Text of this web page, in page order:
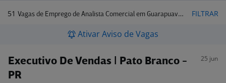
51 Vagas de Emprego de Analista Comercial em Guarapuava - PR FILTRAR
Ativar Aviso de Vagas
Executivo De Vendas | Pato Branco -
PR
25 jun